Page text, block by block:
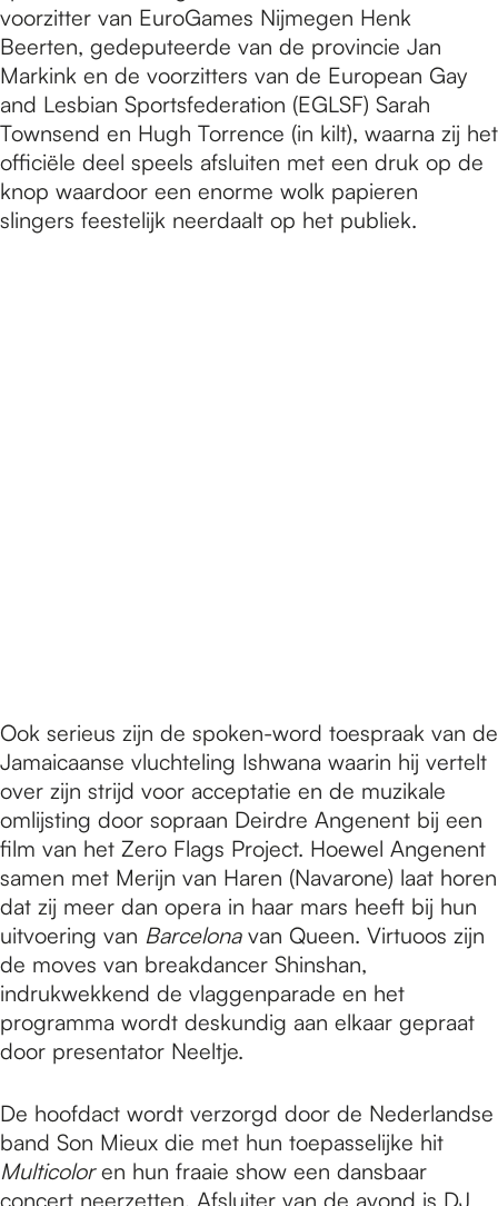
voorzitter van EuroGames Nijmegen Henk
Beerten, gedeputeerde van de provincie Jan
Markink en de voorzitters van de European Gay
and Lesbian Sportsfederation (EGLSF) Sarah
Townsend en Hugh Torrence (in kilt), waarna zij het
officiële deel speels afsluiten met een druk op de
knop waardoor een enorme wolk papieren
slingers feestelijk neerdaalt op het publiek.
Ook serieus zijn de spoken-word toespraak van de
Jamaicaanse vluchteling Ishwana waarin hij vertelt
over zijn strijd voor acceptatie en de muzikale
omlijsting door sopraan Deirdre Angenent bij een
film van het Zero Flags Project. Hoewel Angenent
samen met Merijn van Haren (Navarone) laat horen
dat zij meer dan opera in haar mars heeft bij hun
uitvoering van Barcelonavan Queen. Virtuoos zijn
de moves van breakdancer Shinshan,
indrukwekkend de vlaggenparade en het
programma wordt deskundig aan elkaar gepraat
door presentator Neeltje.
De hoofdact wordt verzorgd door de Nederlandse
band Son Mieux die met hun toepasselijke hit
Multicoloren hun fraaie show een dansbaar
concert neerzetten. Afsluiter van de avond is DJ